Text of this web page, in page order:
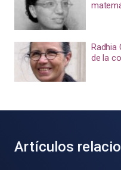
Radhia
de la
Artículos